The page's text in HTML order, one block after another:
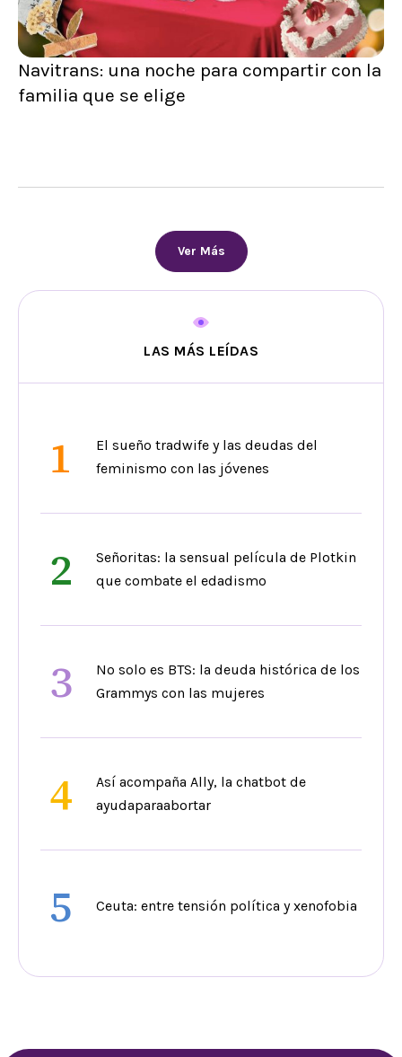
Navitrans: una noche para compartir con la
familia que se elige
Ver Más
LAS MÁS LEÍDAS
1
El sueño tradwife y las deudas del
feminismo con las jóvenes
2
Señoritas: la sensual película de Plotkin
que combate el edadismo
3
No solo es BTS: la deuda histórica de los
Grammys con las mujeres
4
Así acompaña Ally, la chatbot de
ayudaparaabortar
5 Ceuta: entre tensión política y xenofobia